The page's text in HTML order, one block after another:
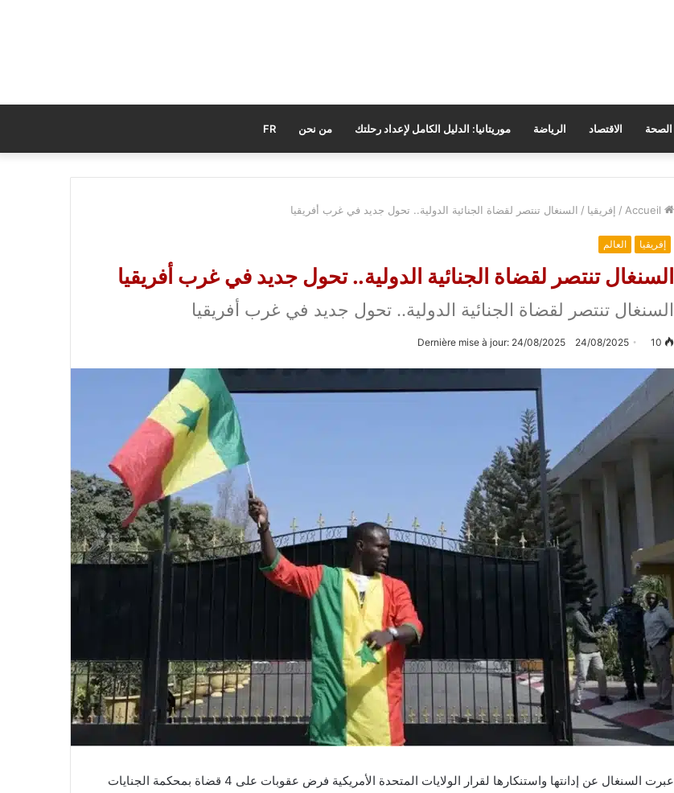
FR من نحن موريتانيا: الدليل الكامل لإعداد رحلتك الرياضة الاقتصاد الصحة
/ إفريقيا / السنغال تنتصر لقضاة الجنائية الدولية.. تحول جديد في غرب أفريقيا
إفريقيا العالم
السنغال تنتصر لقضاة الجنائية الدولية.. تحول جديد في غرب أفريقيا
السنغال تنتصر لقضاة الجنائية الدولية.. تحول جديد في غرب أفريقيا
24/08/2025
Dernière mise à jour: 24/08/2025
عبرت السنغال عن إدانتها واستنكارها لقرار الولايات المتحدة الأمريكية فرض عقوبات على 4 قضاة بمحكمة الجنايات